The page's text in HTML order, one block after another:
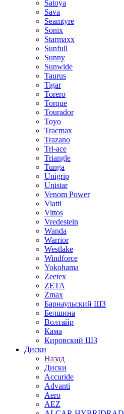
Satoya
Sava
Seamtyre
Sonix
Starmaxx
Sunfull
Sunny
Sunwide
Taurus
Tigar
Torero
Torque
Tourador
Toyo
Tracmax
Trazano
Tri-ace
Triangle
Tunga
Unigrip
Unistar
Venom Power
Viatti
Vittos
Vredestein
Wanda
Warrior
Westlake
Windforce
Yokohama
Zeetex
ZETA
Zmax
Барнаульский ШЗ
Белшина
Волтайр
Кама
Кировский ШЗ
Диски
Назад
Диски
Accuride
Advanti
Aero
AEZ